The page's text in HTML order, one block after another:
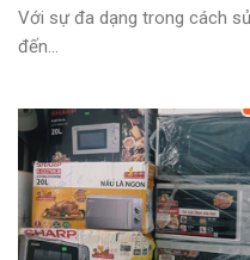
Với sự đa dạng trong cách
đến...